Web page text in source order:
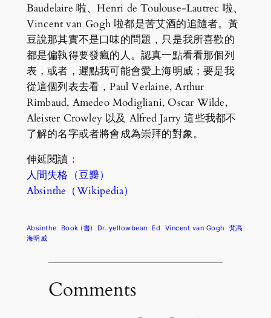
Baudelaire 啦、Henri de Toulouse-Lautrec 啦、
Vincent van Gogh 啦都是苦艾酒的追隨者。黃
豆說那其實不是口味的問題，只是我所喜歡的
都是偏執得要發瘋的人。認真一點看看那個列
表，或者，遲點我可能會愛上海明威；要是我
從這個列表去看，Paul Verlaine, Arthur
Rimbaud, Amedeo Modigliani, Oscar Wilde,
Aleister Crowley 以及 Alfred Jarry 這些我都不
了解的名字或者將會成為崇拜的對象。
伸延閱讀：
人間失格（豆瓣）
Absinthe（Wikipedia）
Absinthe Book (書) Dr. yellowbean Ed Vincent van Gogh
梵高
海明威
Comments